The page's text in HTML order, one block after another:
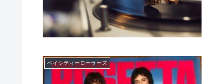
ベイシティーローラーズ